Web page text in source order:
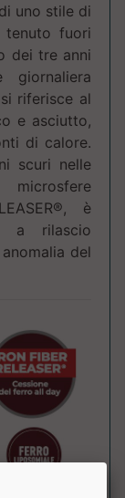
uno stile di
tenuto fuori
dei tre anni
riferisce al
e asciutto,
di calore.
scuri nelle
è
a rilascio
del